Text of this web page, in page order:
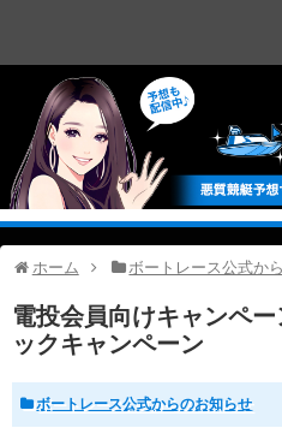
ホーム ボートレース公式か
電投会員向けキャンペ
ックキャンペーン
ボートレース公式からのお知らせ